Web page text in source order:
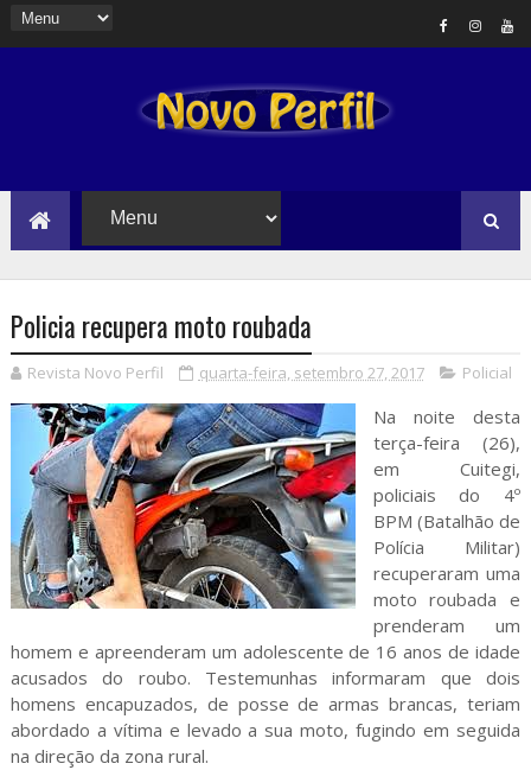
Policia recupera moto roubada
Revista Novo Perfil quarta-feira, setembro 27, 2017 Policial
Na noite desta
terça-feira (26),
em Cuitegi,
policiais do 4º
BPM (Batalhão de
Polícia Militar)
recuperaram uma
moto roubada e
prenderam um
homem e apreenderam um adolescente de 16 anos de idade
acusados do roubo. Testemunhas informaram que dois
homens encapuzados, de posse de armas brancas, teriam
abordado a vítima e levado a sua moto, fugindo em seguida
na direção da zona rural.